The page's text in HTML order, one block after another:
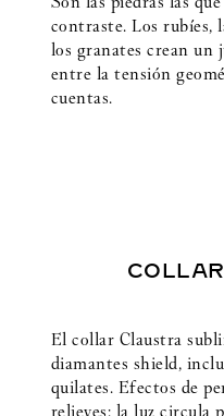
contraste. Los rubíes,
los granates crean un
entre la tensión
cuentas.
El collar Claustra
diamantes shield,
quilates. Efectos de
relieves: la luz circula